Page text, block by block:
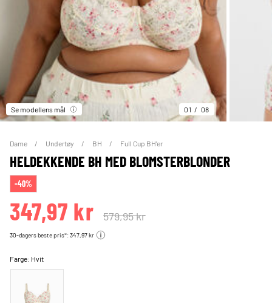
Se modellens mål 01 08
Dame Undertøy BH Full Cup BH'er
HELDEKKENDE BH MED BLOMSTERBLONDER
-40%
347,97 kr 579,95 kr
30-dagers beste pris*: 347,97 kr
Farge: Hvit